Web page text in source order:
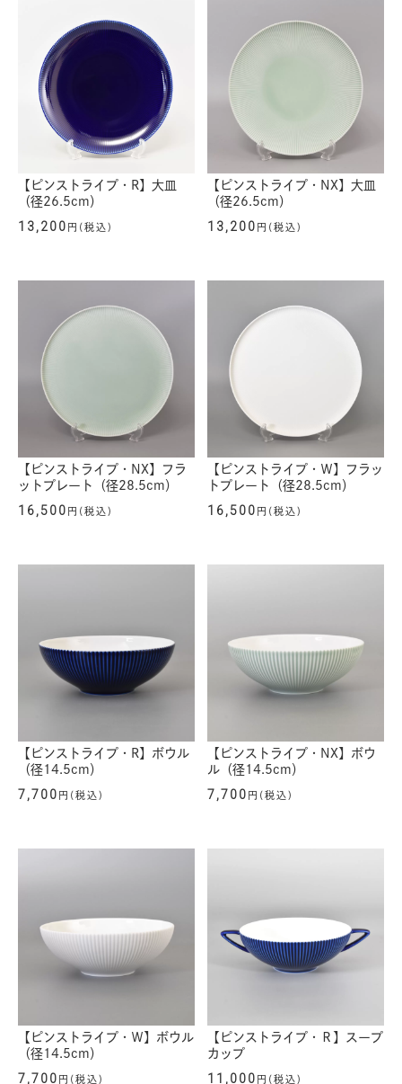
【ピンストライプ・R】大皿
（径26.5cm）
13,200 円(税込)
【ピンストライプ・NX】大皿
（径26.5cm）
13,200 円(税込)
【ピンストライプ・NX】フラ
ットプレート（径28.5cm）
16,500 円(税込)
【ピンストライプ・Ｗ】フラッ
トプレート（径28.5cm）
16,500 円(税込)
【ピンストライプ・R】ボウル
（径14.5cm）
7,700 円(税込)
【ピンストライプ・NX】ボウ
ル（径14.5cm）
7,700 円(税込)
【ピンストライプ・Ｗ】ボウル
（径14.5cm）
7,700 円(税込)
【ピンストライプ・Ｒ】スープ
カップ
11,000 円(税込)